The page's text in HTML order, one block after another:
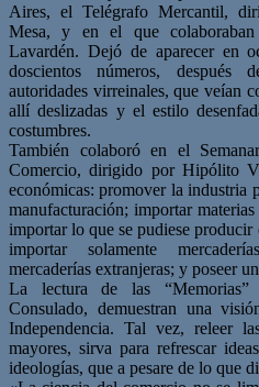
Aires, el Telégrafo Mercantil,
Mesa, y en el que
Lavardén. Dejó de aparecer en
doscientos números,
autoridades virreinales, que veían
allí deslizadas y el estilo
costumbres.
También colaboró en el
Comercio, dirigido por Hipólito
económicas: promover la industria
manufacturación; importar
importar lo que se pudiese
importar solamente
mercaderías extranjeras; y poseer
La lectura de las “Memorias”
Consulado, demuestran una
Independencia. Tal vez, releer
mayores, sirva para refrescar
ideologías, que a pesare de lo que